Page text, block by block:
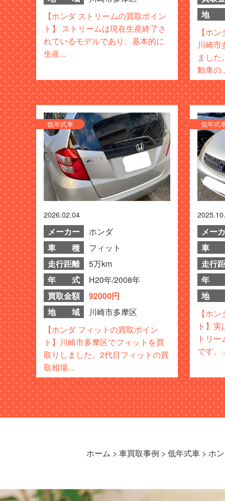
【ホンダ ストリームの買取ポイン
ト】 ストリームは現在生産終了さ
れているモデルであり、基本的に
生産...
地
【ホ
川崎市
まし
動車の
低年式車
2026.02.04
メーカー
ホンダ
車 種
フィット
走行距離
5万km
年 式
H20年/2008年
買取金額
92000円
地 域
川崎市多摩区
【ホンダ フィットの買取ポイン
ト】川崎市多摩区でフィットを買
取りしました。2代目フィットの買
取相場...
低年式
メー
車
走行
年
地
【ホ
ト】
トリ
です。
ホーム > 車買取事例 > 低年式車 > ホ